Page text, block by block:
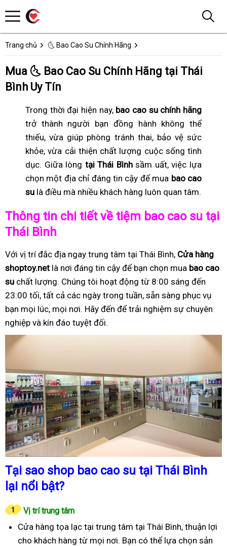
Trang chủ 🌜 Bao Cao Su Chính Hãng
Mua 🌜 Bao Cao Su Chính Hãng tại Thái
Bình Uy Tín
Trong thời đại hiện nay, bao cao su chính hãng
trở thành người bạn đồng hành không thể
thiếu, vừa giúp phòng tránh thai, bảo vệ sức
khỏe, vừa cải thiện chất lượng cuộc sống tình
dục. Giữa lòng tại Thái Bìnhsầm uất, việc lựa
chọn một địa chỉ đáng tin cậy để mua bao cao
su là điều mà nhiều khách hàng luôn quan tâm.
Thông tin chi tiết về tiệm bao cao su tại
Thái Bình
Với vị trí đắc địa ngay trung tâm tại Thái Bình, Cửa hàng
shoptoy.net là nơi đáng tin cậy để bạn chọn mua bao cao
su chất lượng. Chúng tôi hoạt động từ 8:00 sáng đến
23:00 tối, tất cả các ngày trong tuần, sẵn sàng phục vụ
bạn mọi lúc, mọi nơi. Hãy đến để trải nghiệm sự chuyên
nghiệp và kín đáo tuyệt đối.
Tại sao shop bao cao su tại Thái Bình
lại nổi bật?
Vị trí trung tâm
Cửa hàng tọa lạc tại trung tâm tại Thái Bình, thuận lợi
cho khách hàng từ mọi nơi. Bạn có thể lựa chọn sản